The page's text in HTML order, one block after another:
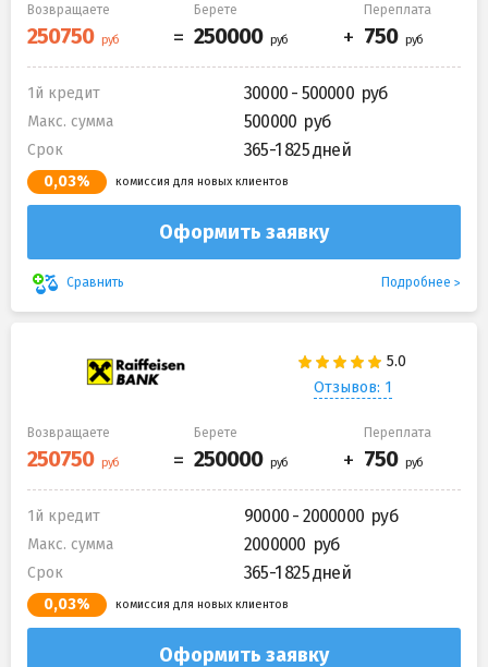
Возвращаете Берете Переплата
1й кредит 30000 - 500000
Макс. сумма 500000
Срок 365-1 825 дней
0,03% комиссия для новых клиентов
Оформить заявку
Сравнить Подробнее
Отзывов: 1
Возвращаете Берете Переплата
1й кредит 90000 - 2000000
Макс. сумма 2000000
Срок 365-1 825 дней
0,03% комиссия для новых клиентов
Оформить заявку